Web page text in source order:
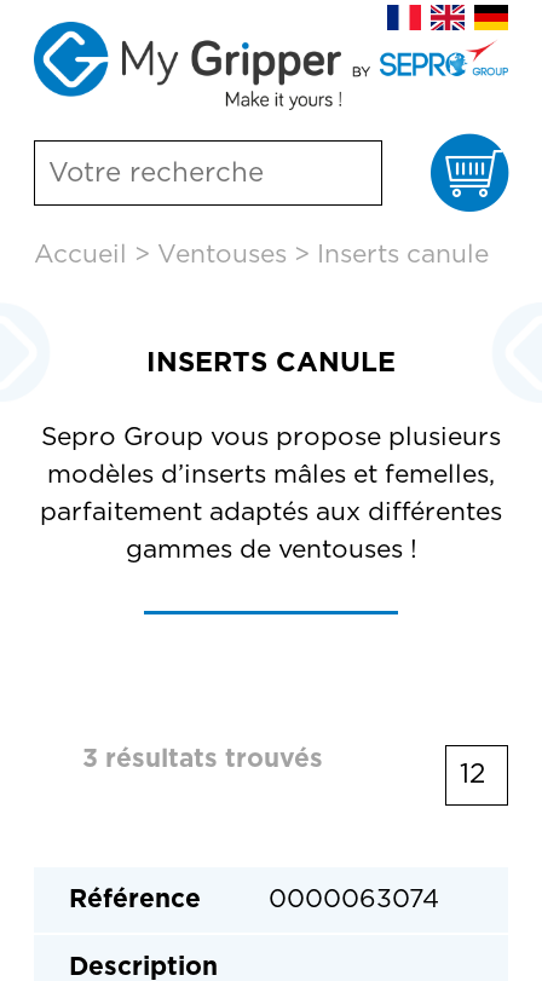
Accueil > Ventouses > Inserts canule
INSERTS CANULE
Sepro Group vous propose plusieurs
modèles d’inserts mâles et femelles,
parfaitement adaptés aux différentes
gammes de ventouses !
3 résultats trouvés
0000063074